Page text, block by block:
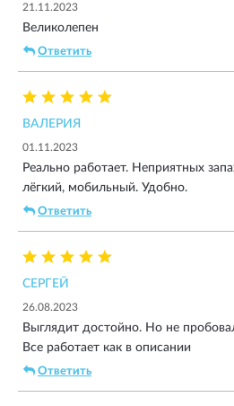
21.11.2023
Великолепен
Ответить
ВАЛЕРИЯ
01.11.2023
Реально работает. Неприятных
лёгкий, мобильный. Удобно.
Ответить
СЕРГЕЙ
26.08.2023
Выглядит достойно. Но не
Все работает как в описании
Ответить